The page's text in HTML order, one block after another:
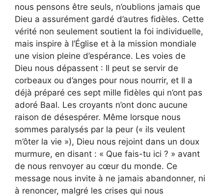
nous pensons être seuls, n’oublions jamais que
Dieu a assurément gardé d’autres fidèles. Cette
vérité non seulement soutient la foi individuelle,
mais inspire à l’Église et à la mission mondiale
une vision pleine d’espérance. Les voies de
Dieu nous dépassent : Il peut se servir de
corbeaux ou d’anges pour nous nourrir, et Il a
déjà préparé ces sept mille fidèles qui n’ont pas
adoré Baal. Les croyants n’ont donc aucune
raison de désespérer. Même lorsque nous
sommes paralysés par la peur (« ils veulent
m’ôter la vie »), Dieu nous rejoint dans un doux
murmure, en disant : « Que fais-tu ici ? » avant
de nous renvoyer au cœur du monde. Ce
message nous invite à ne jamais abandonner, ni
à renoncer, malgré les crises qui nous